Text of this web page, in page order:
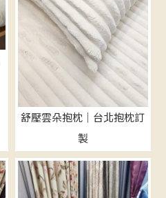
舒壓雲朵抱枕｜台北抱枕訂
製